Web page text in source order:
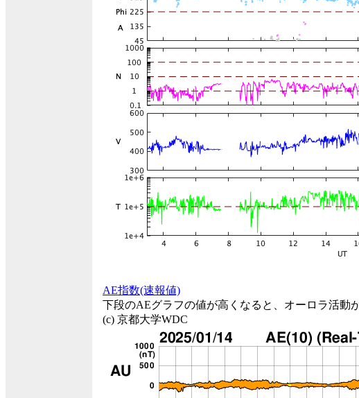
AE指数(速報値)
下段のAEグラフの値が高くなると、オーロラ活動
(c) 京都大学WDC